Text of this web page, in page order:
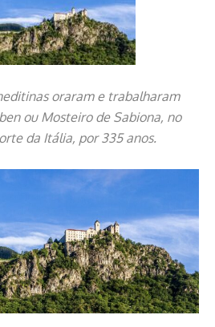
oraram e trabalharam
ou Mosteiro de Sabiona​, no
da Itália, por 335 anos.